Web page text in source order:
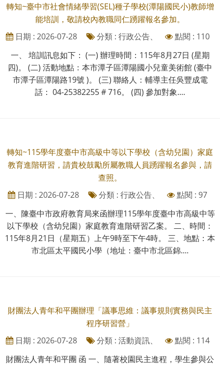
轉知~臺中市社會情緒學習(SEL)種子學校(潭陽國民小)教師增
能培訓，敬請校內教職同仁踴躍報名參加。
日期 : 2026-07-28
分類 : 行政公告、
點閱 : 110
一、 培訓訊息如下： (一) 辦理時間：115年8月27日 (星期
四)。 (二) 活動地點：本市潭子區潭陽國小兒童美術館 (臺中
市潭子區潭陽路19號 )。 (三) 聯絡人：輔導主任吳豐成電
話： 04-25382255 # 716。 (四) 參加對象....
轉知~115學年度臺中市高級中等以下學校（含幼兒園）家庭
教育進階研習，請貴校鼓勵所屬教職人員踴躍報名參與，請
查照。
日期 : 2026-07-28
分類 : 行政公告、
點閱 : 97
一、陳臺中市政府教育局來函辦理115學年度臺中市高級中等
以下學校（含幼兒園）家庭教育進階研習乙案。 二、時間：
115年8月21日（星期五）上午9時至下午4時。 三、地點：本
市北區太平國民小學（地址：臺中市北區錦....
財團法人青年和平團辦理「議事思維：議事規則實務與民主
程序研習營」
日期 : 2026-07-28
分類 : 活動資訊、
點閱 : 114
財團法人青年和平團 函 一、隨著校園民主進程，學生參與公